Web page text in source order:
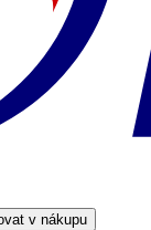
v nákupu